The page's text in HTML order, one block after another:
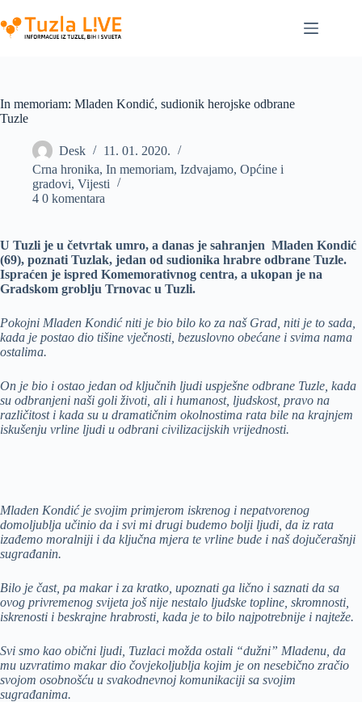
to
content
In memoriam: Mladen Kondić, sudionik herojske odbrane
Tuzle
Desk
11. 01. 2020.
Crna hronika, In memoriam, Izdvajamo, Općine i
gradovi, Vijesti
4 0 komentara
U Tuzli je u četvrtak umro, a danas je sahranjen Mladen Kondić
(69), poznati Tuzlak, jedan od sudionika hrabre odbrane Tuzle.
Ispraćen je ispred Komemorativnog centra, a ukopan je na
Gradskom groblju Trnovac u Tuzli.
Pokojni Mladen Kondić niti je bio bilo ko za naš Grad, niti je to sada,
kada je postao dio tišine vječnosti, bezuslovno obećane i svima nama
ostalima.
On je bio i ostao jedan od ključnih ljudi uspješne odbrane Tuzle, kada
su odbranjeni naši goli životi, ali i humanost, ljudskost, pravo na
različitost i kada su u dramatičnim okolnostima rata bile na krajnjem
iskušenju vrline ljudi u odbrani civilizacijskih vrijednosti.
Mladen Kondić je svojim primjerom iskrenog i nepatvorenog
domoljublja učinio da i svi mi drugi budemo bolji ljudi, da iz rata
izađemo moralniji i da ključna mjera te vrline bude i naš dojučerašnji
sugrađanin.
Bilo je čast, pa makar i za kratko, upoznati ga lično i saznati da sa
ovog privremenog svijeta još nije nestalo ljudske topline, skromnosti,
iskrenosti i beskrajne hrabrosti, kada je to bilo najpotrebnije i najteže.
Svi smo kao obični ljudi, Tuzlaci možda ostali “dužni” Mladenu, da
mu uzvratimo makar dio čovjekoljublja kojim je on nesebično zračio
svojom osobnošću u svakodnevnoj komunikaciji sa svojim
sugrađanima.